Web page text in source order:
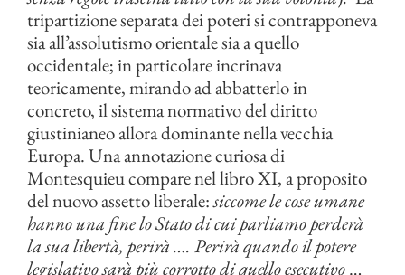
tripartizione separata dei poteri si contrapponeva
sia all’assolutismo orientale sia a quello
occidentale; in particolare incrinava
teoricamente, mirando ad abbatterlo in
concreto, il sistema normativo del diritto
giustinianeo allora dominante nella vecchia
Europa. Una annotazione curiosa di
Montesquieu compare nel libro XI, a proposito
del nuovo assetto liberale:siccome le cose umane
hanno una fine lo Stato di cui parliamo perderà
la sua libertà, perirà …. Perirà quando il potere
legislativo sarà più corrotto di quello esecutivo…